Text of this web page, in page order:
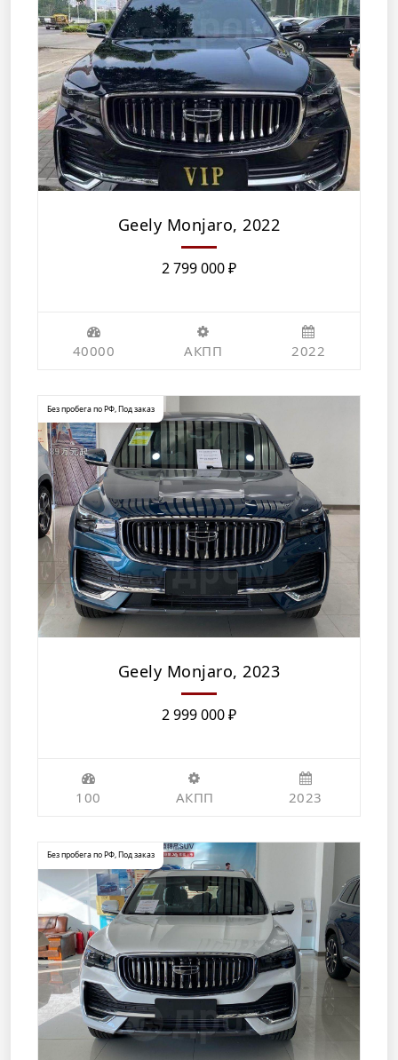
Geely Monjaro, 2022
2 799 000₽
40000 АКПП 2022
Без пробега по РФ,Под заказ
Geely Monjaro, 2023
2 999 000₽
100 АКПП 2023
Без пробега по РФ,Под заказ